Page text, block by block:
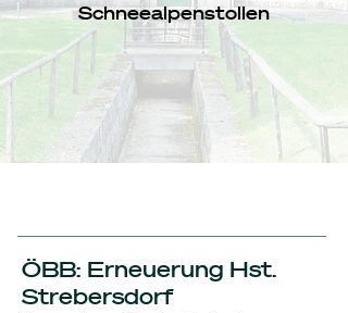
Schneealpenstollen
ÖBB: Erneuerung Hst.
Strebersdorf